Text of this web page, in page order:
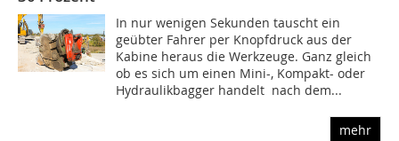
In nur wenigen Sekunden tauscht ein
geübter Fahrer per Knopfdruck aus der
Kabine heraus die Werkzeuge. Ganz gleich
ob es sich um einen Mini-, Kompakt- oder
Hydraulikbagger handelt  nach dem...
mehr